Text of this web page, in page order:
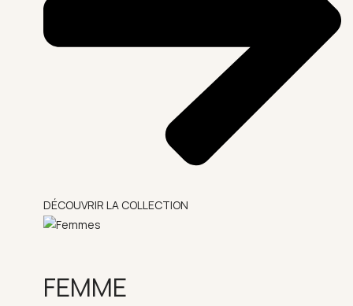
DÉCOUVRIR LA COLLECTION
FEMME